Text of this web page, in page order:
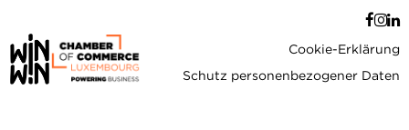
Cookie-Erklärung
Schutz personenbezogener Daten